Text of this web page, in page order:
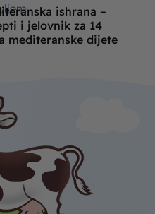
ishrana –
i jelovnik za 14
mediteranske dijete